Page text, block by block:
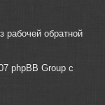
рабочей обратной
phpBB Group с